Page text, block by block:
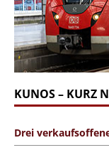
KUNOS – KURZ
Drei